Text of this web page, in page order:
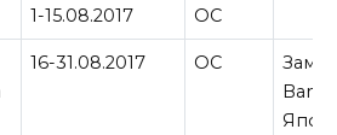
1-15.08.2017 ОС
16-31.08.2017 ОС